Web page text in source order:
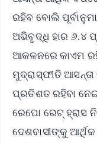
ରହିବ ବୋଲି
ଅଭିବୃଦ୍ଧି ହାର ୬.୪
ଆକଳନରେ କାଏମ
ମୁଦ୍ରାସ୍ଫୀତି
ପ୍ରତିଶତ ରହିବା
ରେପୋ ରେଟ୍ ହ୍ରାସ
ଦେଶବାସୀଙ୍କୁ